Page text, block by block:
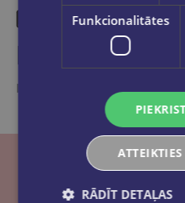
Līdzīgas
Ieskaties, varbūt noder
Funkcionalitātes
RĀDĪT DETAĻAS